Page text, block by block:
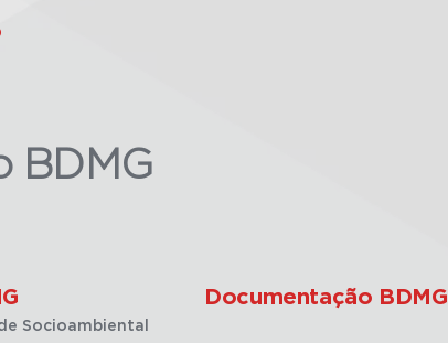
BDMG
Socioambiental
Documentação BDMG